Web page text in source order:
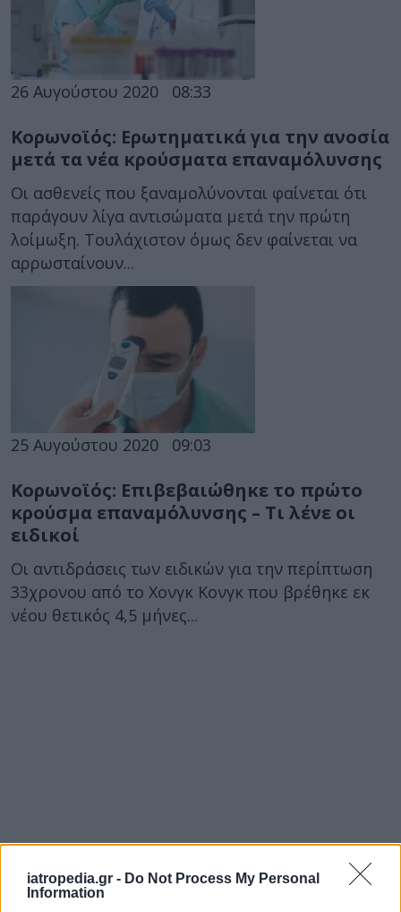
iatropedia.gr - Do Not Process My Personal
Information
26 Αυγούστου 2020 08:33
Κορωνοϊός: Ερωτηματικά για την ανοσία
μετά τα νέα κρούσματα επαναμόλυνσης
Οι ασθενείς που ξαναμολύνονται φαίνεται ότι
παράγουν λίγα αντισώματα μετά την πρώτη
λοίμωξη. Τουλάχιστον όμως δεν φαίνεται να
αρρωσταίνουν...
25 Αυγούστου 2020 09:03
Κορωνοϊός: Επιβεβαιώθηκε το πρώτο
κρούσμα επαναμόλυνσης – Τι λένε οι
ειδικοί
Οι αντιδράσεις των ειδικών για την περίπτωση
33χρονου από το Χονγκ Κονγκ που βρέθηκε εκ
νέου θετικός 4,5 μήνες...